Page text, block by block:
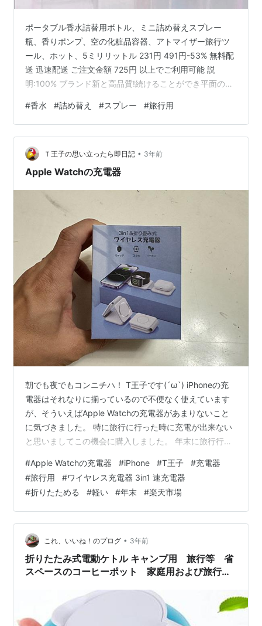
ポータブル香水詰替用ボトル、ミニ詰め替えスプレー
瓶、香りポンプ、空の化粧品容器、アトマイザー旅行ツ
ール、ホット、5ミリリットル 231円 491円-53% 無料配
送 迅速配送 ご注文金額 725円 以上でご利用可能 説
明:100% ブランド新と高品質!続けることができ平面の旅
ル、充填より便利あなたが選択するためのさまざまな色
仕様:色: 白、緑、黄色、ゴールド材料: pp容量: 5ミリリ
ットルパッケージ内容:1 * トラベルサブボトル
#香水 #詰め替え #スプレー #旅行用
Ｔ王子の思い立ったら即日記 • 3年前
Apple Watchの充電器
朝でも夜でもコンニチハ！ T王子です(´ω`) iPhoneの充
電器はそれなりに揃っているので不便なく使えています
が、そういえばApple Watchの充電器があまりないこと
に気づきました。 特に旅行に行った時に充電が出来ない
と思いましてこの機会に購入しました。 年末に旅行行く
りたためる事が条件でしたのでこちらにしました。 【ワ
イヤレス充電器 3in1 MagSafe充電器 急速充電器】
item.rakuten.co.jp 小さくできてiPhoneも同時充電でき
ます。 評価も良かったのと思ってた以上に安かった♪ 早
速開封していく〜o(^…
#Apple Watchの充電器 #iPhone #T王子 #充電器
#旅行用 #ワイヤレス充電器 3in1 速充電器
#折りたためる #軽い #年末 #楽天市場
これ、いいね！のプログ • 3年前
折りたたみ式電動ケトル キャンプ用 旅行等 省
スペースのコーヒーポット 家庭用および旅行